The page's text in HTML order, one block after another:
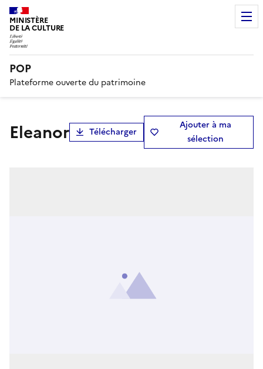
MINISTÈRE
DE LA CULTURE
POP
Plateforme ouverte du patrimoine
Eleanor Télécharger
Ajouter à ma
sélection